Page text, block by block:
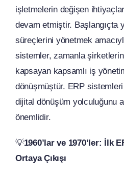
işletmelerin değişen
devam etmiştir. Başlangıçta
süreçlerini yönetmek
sistemler, zamanla şirketlerin
kapsayan kapsamlı iş
dönüşmüştür. ERP
dijital dönüşüm yolculuğunu
önemlidir.
💡1960’lar ve 1970’ler: İlk
Ortaya Çıkışı